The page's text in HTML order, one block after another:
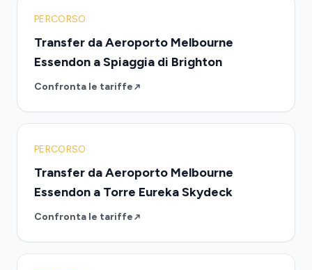
PERCORSO
Transfer da Aeroporto Melbourne
Essendon a Spiaggia di Brighton
Confronta le tariffe
PERCORSO
Transfer da Aeroporto Melbourne
Essendon a Torre Eureka Skydeck
Confronta le tariffe